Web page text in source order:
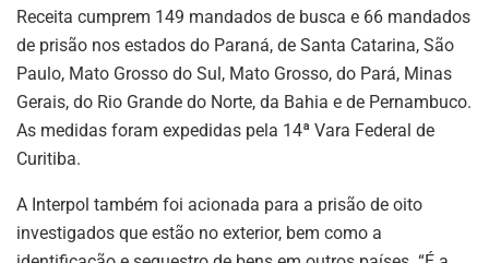
Receita cumprem 149 mandados de busca e 66 mandados
de prisão nos estados do Paraná, de Santa Catarina, São
Paulo, Mato Grosso do Sul, Mato Grosso, do Pará, Minas
Gerais, do Rio Grande do Norte, da Bahia e de Pernambuco.
As medidas foram expedidas pela 14ª Vara Federal de
Curitiba.
A Interpol também foi acionada para a prisão de oito
investigados que estão no exterior, bem como a